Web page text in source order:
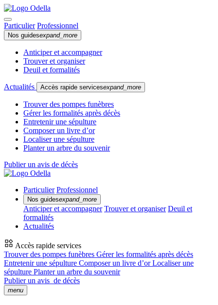
Particulier Professionnel
Nos guidesexpand_more
Anticiper et accompagner
Trouver et organiser
Deuil et formalités
Actualités Accès rapide servicesexpand_more
Trouver des pompes funèbres
Gérer les formalités après décès
Entretenir une sépulture
Composer un livre d’or
Localiser une sépulture
Planter un arbre du souvenir
Publier un avis de décès
Particulier Professionnel
Nos guidesexpand_more
Anticiper et accompagner Trouver et organiser Deuil et
formalités
Actualités
Accès rapide services
Trouver des pompes funèbres Gérer les formalités après décès
Entretenir une sépulture Composer un livre d’orLocaliser une
sépulture Planter un arbre du souvenir
Publier un avis de décès
menu